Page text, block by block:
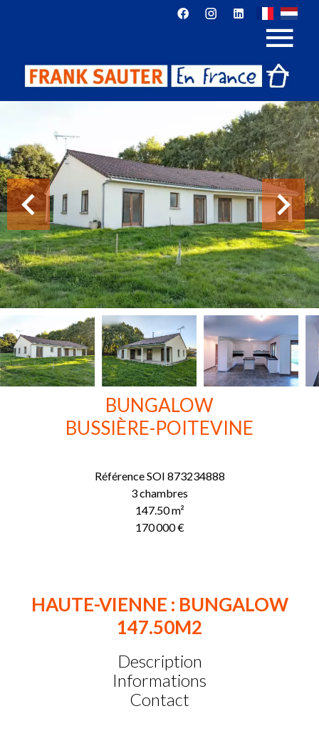
BUNGALOW
BUSSIÈRE-POITEVINE
RéférenceSOI 873234888
3 chambres
147.50m²
170 000 €
HAUTE-VIENNE : BUNGALOW
147.50M2
Description
Informations
Contact